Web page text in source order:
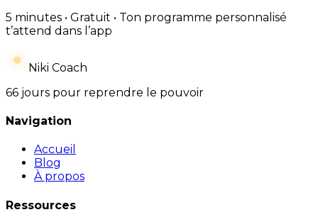
5 minutes • Gratuit • Ton programme personnalisé
t’attend dans l’app
Niki Coach
66 jours pour reprendre le pouvoir
Navigation
Accueil
Blog
À propos
Ressources